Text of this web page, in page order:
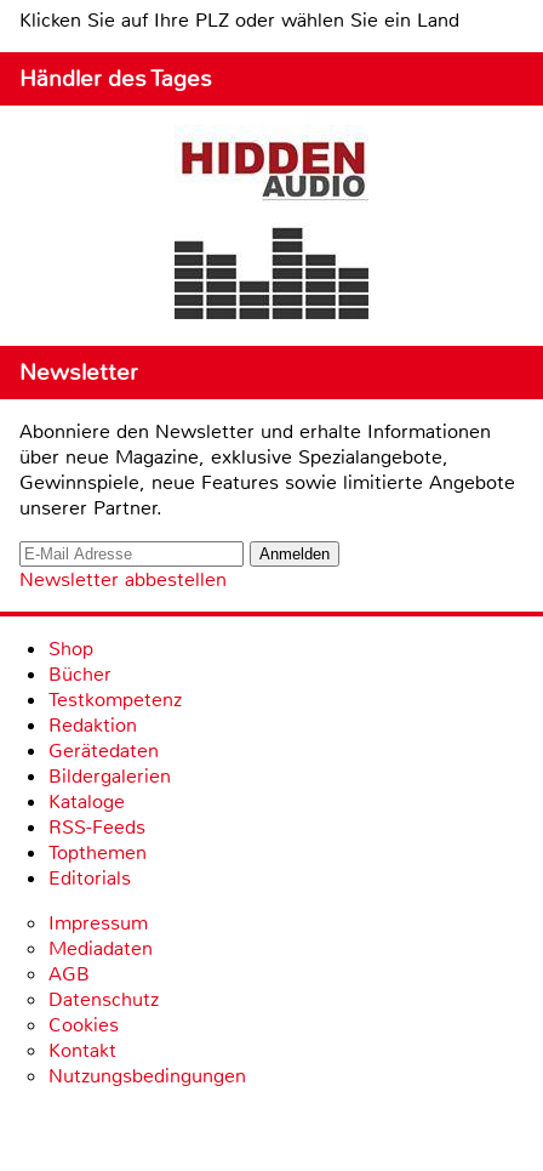
Klicken Sie auf Ihre PLZ oder wählen Sie ein Land
Händler des Tages
Newsletter
Abonniere den Newsletter und erhalte Informationen
über neue Magazine, exklusive Spezialangebote,
Gewinnspiele, neue Features sowie limitierte Angebote
unserer Partner.
Newsletter abbestellen
Shop
Bücher
Testkompetenz
Redaktion
Gerätedaten
Bildergalerien
Kataloge
RSS-Feeds
Topthemen
Editorials
Impressum
Mediadaten
AGB
Datenschutz
Cookies
Kontakt
Nutzungsbedingungen